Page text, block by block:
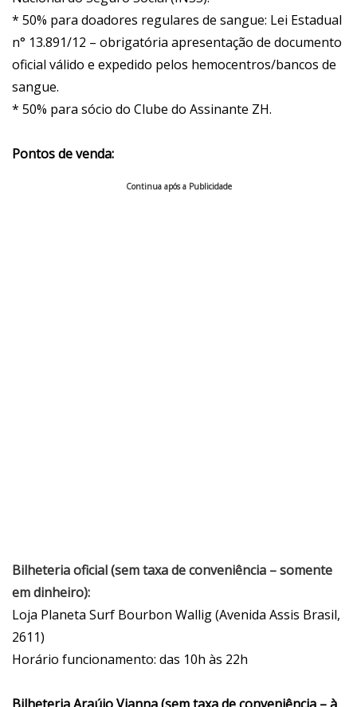
* 50% para doadores regulares de sangue: Lei Estadual
n° 13.891/12 – obrigatória apresentação de documento
oficial válido e expedido pelos hemocentros/bancos de
sangue.
* 50% para sócio do Clube do Assinante ZH.
Pontos de venda:
Continua após a Publicidade
Bilheteria oficial (sem taxa de conveniência – somente
em dinheiro):
Loja Planeta Surf Bourbon Wallig (Avenida Assis Brasil,
2611)
Horário funcionamento: das 10h às 22h